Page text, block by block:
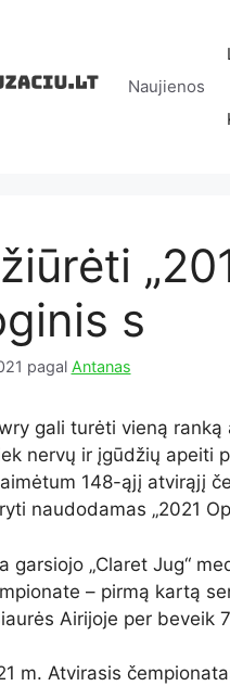
Naujienos
s
pagal Antanas
gali turėti vieną
nervų ir įgūdžių apeiti
148-ąjį atvirąjį
naudodamas „2021
garsiojo „Claret Jug“
– pirmą kartą
Airijoje per beveik
m. Atvirasis